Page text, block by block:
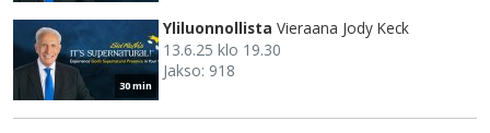
30 min
Yliluonnollista Vieraana Jody Keck
13.6.25 klo 19.30
Jakso: 918